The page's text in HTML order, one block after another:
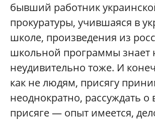
бывший работник
прокуратуры, учившаяся в
школе, произведения из
школьной программы знает
неудивительно тоже. И
как не людям, присягу
неоднократно, рассуждать о
присяге — опыт имеется,